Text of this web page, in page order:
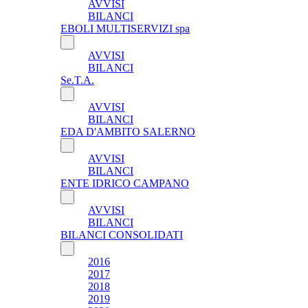
AVVISI
BILANCI
EBOLI MULTISERVIZI spa
AVVISI
BILANCI
Se.T.A.
AVVISI
BILANCI
EDA D'AMBITO SALERNO
AVVISI
BILANCI
ENTE IDRICO CAMPANO
AVVISI
BILANCI
BILANCI CONSOLIDATI
2016
2017
2018
2019